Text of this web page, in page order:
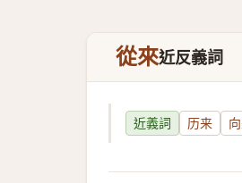
從來近反義詞
近義詞 历来